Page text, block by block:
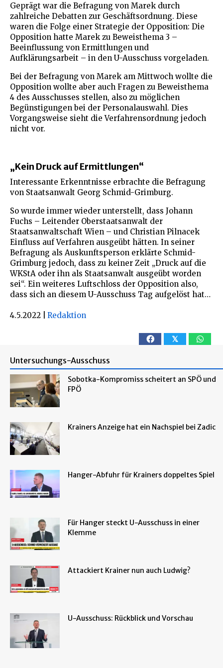
Geprägt war die Befragung von Marek durch
zahlreiche Debatten zur Geschäftsordnung. Diese
waren die Folge einer Strategie der Opposition: Die
Opposition hatte Marek zu Beweisthema 3 –
Beeinflussung von Ermittlungen und
Aufklärungsarbeit – in den U-Ausschuss vorgeladen.
Bei der Befragung von Marek am Mittwoch wollte die
Opposition wollte aber auch Fragen zu Beweisthema
4 des Ausschusses stellen, also zu möglichen
Begünstigungen bei der Personalauswahl. Dies
Vorgangsweise sieht die Verfahrensordnung jedoch
nicht vor.
„Kein Druck auf Ermittlungen“
Interessante Erkenntnisse erbrachte die Befragung
von Staatsanwalt Georg Schmid-Grimburg.
So wurde immer wieder unterstellt, dass Johann
Fuchs – Leitender Oberstaatsanwalt der
Staatsanwaltschaft Wien – und Christian Pilnacek
Einfluss auf Verfahren ausgeübt hätten. In seiner
Befragung als Auskunftsperson erklärte Schmid-
Grimburg jedoch, dass zu keiner Zeit „Druck auf die
WKStA oder ihn als Staatsanwalt ausgeübt worden
sei“. Ein weiteres Luftschloss der Opposition also,
dass sich an diesem U-Ausschuss Tag aufgelöst hat…
4.5.2022 Redaktion
𝕏
Untersuchungs-Ausschuss
Sobotka-Kompromiss scheitert an SPÖ und
FPÖ
Krainers Anzeige hat ein Nachspiel bei Zadic
Hanger-Abfuhr für Krainers doppeltes Spiel
Für Hanger steckt U-Ausschuss in einer
Klemme
Attackiert Krainer nun auch Ludwig?
U-Ausschuss: Rückblick und Vorschau